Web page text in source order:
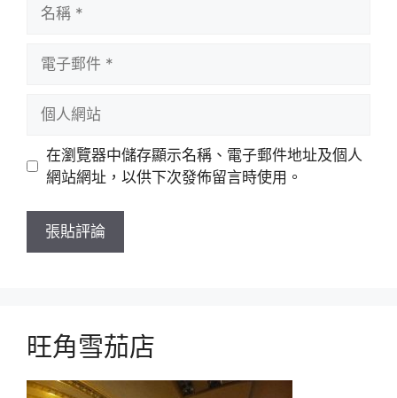
站
在瀏覽器中儲存顯示名稱、電子郵件地址及個人
網站網址，以供下次發佈留言時使用。
旺角雪茄店